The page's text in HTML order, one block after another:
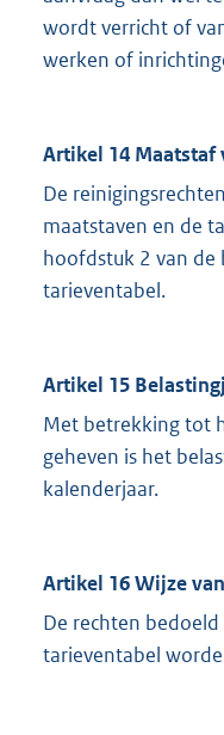
wordt verricht of
werken of
Artikel 14
De
maatstaven en de
hoofdstuk 2 van de
tarieventabel.
Artikel 15
Met betrekking tot
geheven is het
kalenderjaar.
Artikel 16 Wijze
De rechten
tarieventabel